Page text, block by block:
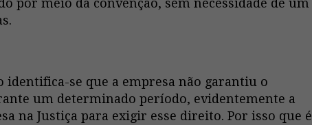
por meio da convenção, sem necessidade de um
identifica-se que a empresa não garantiu o
um determinado período, evidentemente a
na Justiça para exigir esse direito. Por isso que é